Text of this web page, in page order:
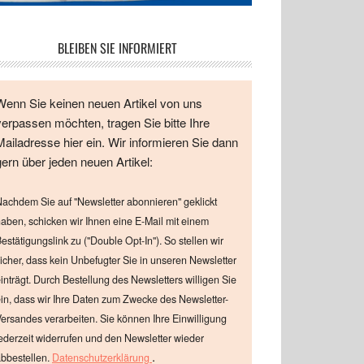
BLEIBEN SIE INFORMIERT
Sie keinen neuen Artikel von uns
möchten, tragen Sie bitte Ihre
hier ein. Wir informieren Sie dann
über jeden neuen Artikel:
Sie auf "Newsletter abonnieren" geklickt
schicken wir Ihnen eine E-Mail mit einem
zu ("Double Opt-In"). So stellen wir
dass kein Unbefugter Sie in unseren Newsletter
Durch Bestellung des Newsletters willigen Sie
dass wir Ihre Daten zum Zwecke des Newsletter-
verarbeiten. Sie können Ihre Einwilligung
widerrufen und den Newsletter wieder
Datenschutzerklärung .